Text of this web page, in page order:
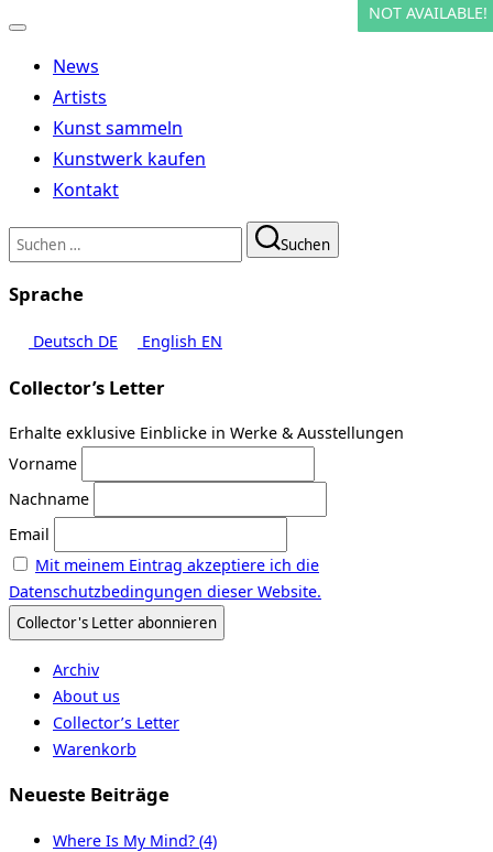
Navigation
umschalten
News
Artists
Kunst sammeln
Kunstwerk kaufen
Kontakt
Suchen
nach:
Suchen
Sprache
Deutsch DE English EN
Collector’s Letter
Erhalte exklusive Einblicke in Werke & Ausstellungen
Vorname
Nachname
Email
Mit meinem Eintrag akzeptiere ich die
Datenschutzbedingungen dieser Website.
Archiv
About us
Collector’s Letter
Warenkorb
Neueste Beiträge
Where Is My Mind? (4)
NOT AVAILABLE!
NOT AVAILABLE!